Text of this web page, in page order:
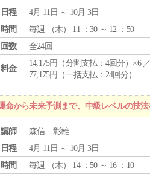
日程
4月 11日 ～ 10月 3日
時間
毎週 （木） 11 ：30 ～ 12 ：50
回数
全24回
料金
14,175円（分割支払：4回分）×6
77,175円（一括支払：24回分）
から未来予測まで、中級レベルの技法
講師
森信 彰雄
日程
4月 11日 ～ 10月 3日
時間
毎週 （木） 14 ：50 ～ 16 ：10